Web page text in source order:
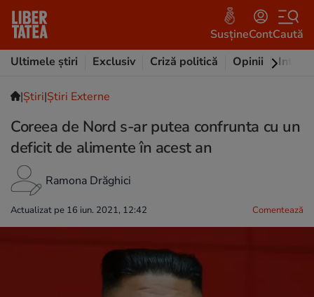
SusțineContCaută
Ultimele știri
Exclusiv Criză politică Opinii
|Ştiri|Știri Externe
Coreea de Nord s-ar putea confrunta cu un
deficit de alimente în acest an
Ramona Drăghici
Actualizat pe 16 iun. 2021, 12:42 Comentează